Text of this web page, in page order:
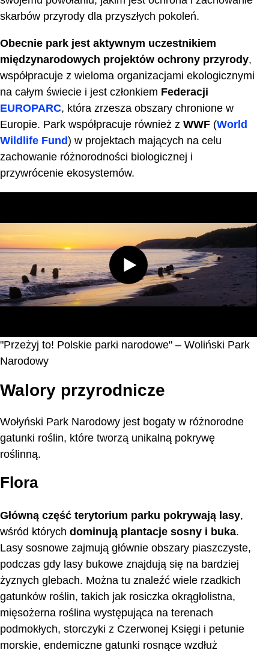
skarbów przyrody dla przyszłych pokoleń.
Obecnie park jest aktywnym uczestnikiem
międzynarodowych projektów ochrony przyrody,
współpracuje z wieloma organizacjami ekologicznymi
na całym świecie i jest członkiem Federacji
EUROPARC, która zrzesza obszary chronione w
Europie. Park współpracuje również z WWF (World
Wildlife Fund) w projektach mających na celu
zachowanie różnorodności biologicznej i
przywrócenie ekosystemów.
"Przeżyj to! Polskie parki narodowe" – Woliński Park
Narodowy
Walory przyrodnicze
Wołyński Park Narodowy jest bogaty w różnorodne
gatunki roślin, które tworzą unikalną pokrywę
roślinną.
Flora
Główną część terytorium parku pokrywają lasy,
wśród których dominują plantacje sosny i buka.
Lasy sosnowe zajmują głównie obszary piaszczyste,
podczas gdy lasy bukowe znajdują się na bardziej
żyznych glebach. Można tu znaleźć wiele rzadkich
gatunków roślin, takich jak rosiczka okrągłolistna,
mięsożerna roślina występująca na terenach
podmokłych, storczyki z Czerwonej Księgi i petunie
morskie, endemiczne gatunki rosnące wzdłuż